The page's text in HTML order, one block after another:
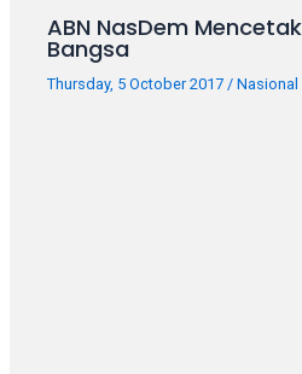
ABN NasDem
Bangsa
Thursday, 5 October 2017 /Nasional